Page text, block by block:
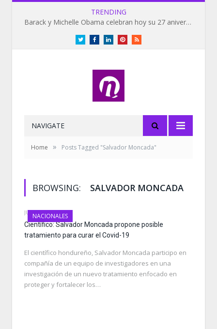
TRENDING
Barack y Michelle Obama celebran hoy su 27 aniversario de bodas
TwitterFacebookLinkedInPinterestRSS
NAVIGATE
Home » Posts Tagged "Salvador Moncada"
BROWSING: SALVADOR MONCADA
NACIONALES
JUNE 17, 2020
Científico: Salvador Moncada propone posible
tratamiento para curar el Covid-19
El científico hondureño, Salvador Moncada participo en
compañía de un equipo de investigadores en una
investigación de un nuevo tratamiento enfocado en
proteger y fortalecer los…